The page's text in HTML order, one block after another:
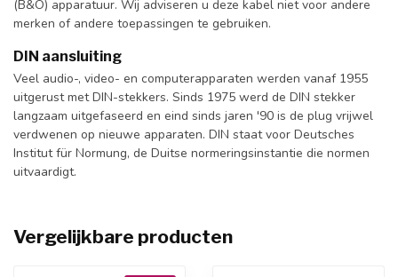
(B&O) apparatuur. Wij adviseren u deze kabel niet voor andere
merken of andere toepassingen te gebruiken.
DIN aansluiting
Veel audio-, video- en computerapparaten werden vanaf 1955
uitgerust met DIN-stekkers. Sinds 1975 werd de DIN stekker
langzaam uitgefaseerd en eind sinds jaren '90 is de plug vrijwel
verdwenen op nieuwe apparaten. DIN staat voor Deutsches
Institut für Normung, de Duitse normeringsinstantie die normen
uitvaardigt.
Vergelijkbare producten